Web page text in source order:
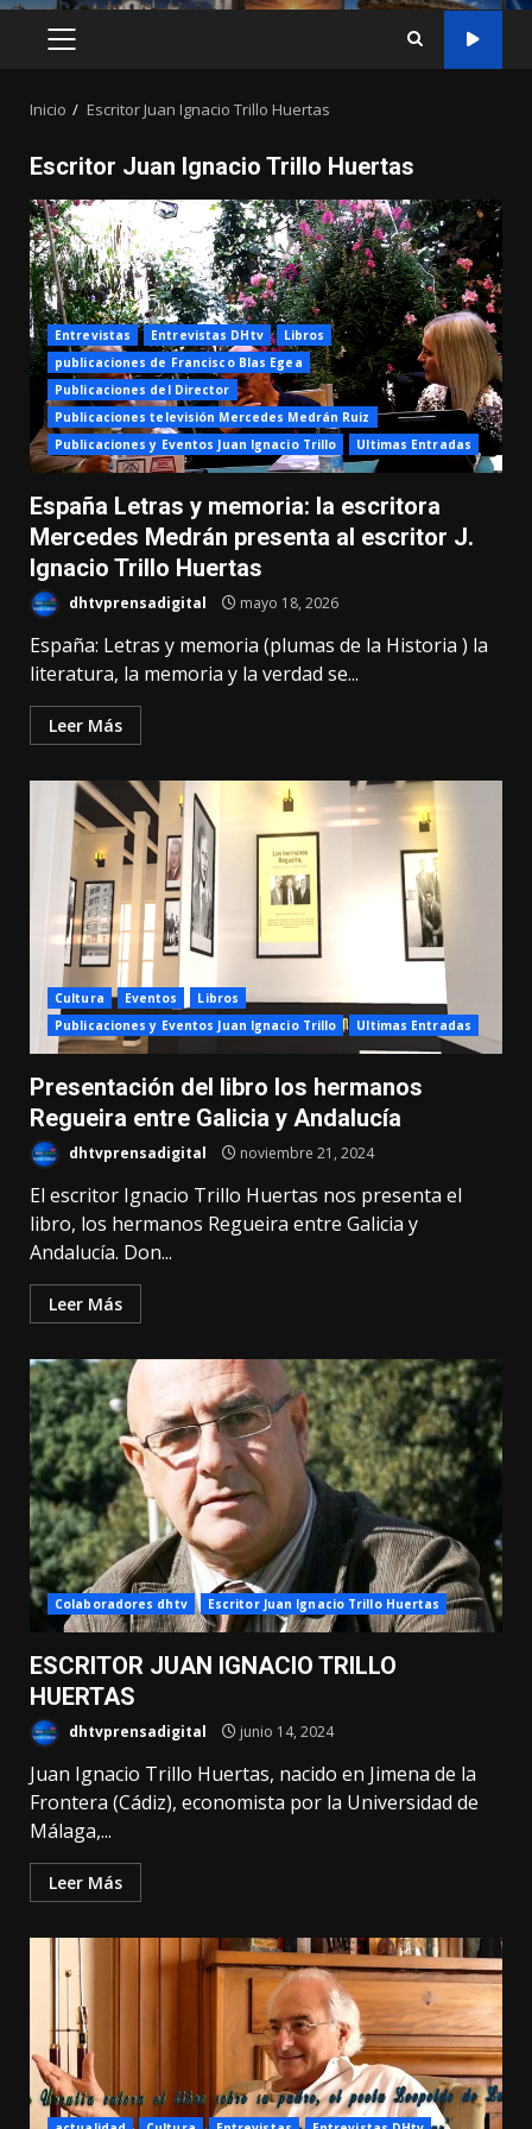
MENÚ
Inicio Escritor Juan Ignacio Trillo Huertas
Escritor Juan Ignacio Trillo Huertas
Entrevistas Entrevistas DHtv
Libros
publicaciones de Francisco Blas Egea
Publicaciones del Director
Publicaciones televisión Mercedes Medrán Ruiz
Publicaciones y Eventos Juan Ignacio Trillo
Ultimas Entradas
España Letras y memoria: la escritora
Mercedes Medrán presenta al escritor J.
Ignacio Trillo Huertas
dhtvprensadigital mayo 18, 2026
España: Letras y memoria (plumas de la Historia ) la
literatura, la memoria y la verdad se...
Leer Más
Cultura Eventos
Libros
Publicaciones y Eventos Juan Ignacio Trillo
Ultimas Entradas
Presentación del libro los hermanos
Regueira entre Galicia y Andalucía
dhtvprensadigital noviembre 21, 2024
El escritor Ignacio Trillo Huertas nos presenta el
libro, los hermanos Regueira entre Galicia y
Andalucía. Don...
Leer Más
Colaboradores dhtv Escritor Juan Ignacio Trillo Huertas
ESCRITOR JUAN IGNACIO TRILLO
HUERTAS
dhtvprensadigital junio 14, 2024
Juan Ignacio Trillo Huertas, nacido en Jimena de la
Frontera (Cádiz), economista por la Universidad de
Málaga,...
Leer Más